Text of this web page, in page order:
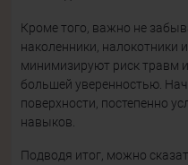
Кроме того, важно не
наколенники, налокотники
минимизируют риск травм
большей уверенностью.
поверхности, постепенно
навыков.
Подводя итог, можно